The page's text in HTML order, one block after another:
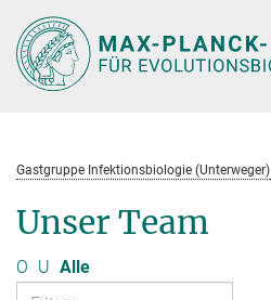
Hauptinhalt
Gastgruppe Infektionsbiologie (Unterweger)
Unser Team
O U Alle